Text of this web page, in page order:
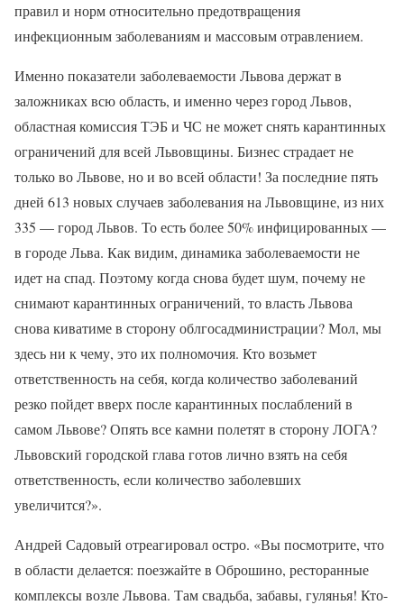
правил и норм относительно предотвращения
инфекционным заболеваниям и массовым отравлением.
Именно показатели заболеваемости Львова держат в
заложниках всю область, и именно через город Львов,
областная комиссия ТЭБ и ЧС не может снять карантинных
ограничений для всей Львовщины. Бизнес страдает не
только во Львове, но и во всей области! За последние пять
дней 613 новых случаев заболевания на Львовщине, из них
335 — город Львов. То есть более 50% инфицированных —
в городе Льва. Как видим, динамика заболеваемости не
идет на спад. Поэтому когда снова будет шум, почему не
снимают карантинных ограничений, то власть Львова
снова киватиме в сторону облгосадминистрации? Мол, мы
здесь ни к чему, это их полномочия. Кто возьмет
ответственность на себя, когда количество заболеваний
резко пойдет вверх после карантинных послаблений в
самом Львове? Опять все камни полетят в сторону ЛОГА?
Львовский городской глава готов лично взять на себя
ответственность, если количество заболевших
увеличится?».
Андрей Садовый отреагировал остро. «Вы посмотрите, что
в области делается: поезжайте в Оброшино, ресторанные
комплексы возле Львова. Там свадьба, забавы, гулянья! Кто-